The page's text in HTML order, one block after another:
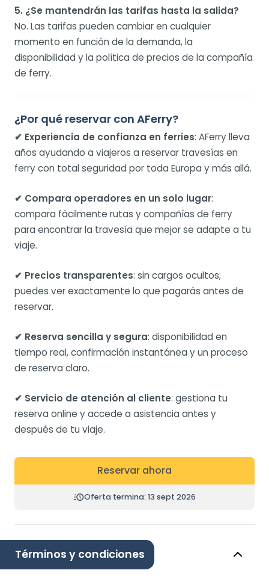
5. ¿Se mantendrán las tarifas hasta la salida?
No. Las tarifas pueden cambiar en cualquier
momento en función de la demanda, la
disponibilidad y la política de precios de la compañía
de ferry.
¿Por qué reservar con AFerry?
✔ Experiencia de confianza en ferries: AFerry lleva
años ayudando a viajeros a reservar travesías en
ferry con total seguridad por toda Europa y más allá.
✔ Compara operadores en un solo lugar:
compara fácilmente rutas y compañías de ferry
para encontrar la travesía que mejor se adapte a tu
viaje.
✔ Precios transparentes: sin cargos ocultos;
puedes ver exactamente lo que pagarás antes de
reservar.
✔ Reserva sencilla y segura: disponibilidad en
tiempo real, confirmación instantánea y un proceso
de reserva claro.
✔ Servicio de atención al cliente: gestiona tu
reserva online y accede a asistencia antes y
después de tu viaje.
Reservar ahora
Oferta termina: 13 sept 2026
Términos y condiciones